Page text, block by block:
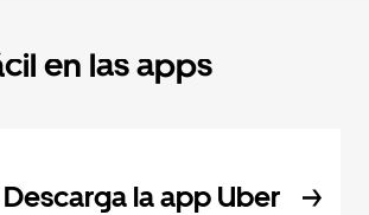
en las apps
Descarga la app Uber